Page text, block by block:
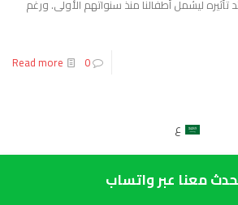
معنا عبر واتساب
تأثيره ليشمل أطفالنا منذ سنواتهم الأولى. ورغم
0
Read more
ع